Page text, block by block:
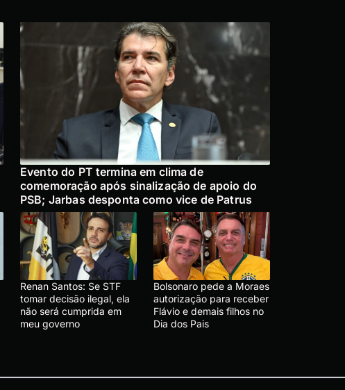
Evento do PT termina em clima de
comemoração após sinalização de apoio do
PSB; Jarbas desponta como vice de Patrus
Renan Santos: Se STF
tomar decisão ilegal, ela
não será cumprida em
meu governo
Bolsonaro pede a Moraes
autorização para receber
Flávio e demais filhos no
Dia dos Pais